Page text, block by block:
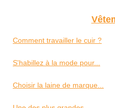
Comment travailler le cuir ?
S'habillez à la mode pour...
Choisir la laine de marque...